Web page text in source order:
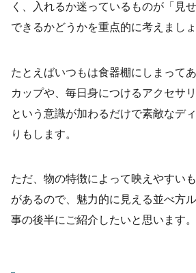
く、入れるか迷っているものが「見
できるかどうかを重点的に考えましょ
たとえばいつもは食器棚にしまって
カップや、毎日身につけるアクセサ
という意識が加わるだけで素敵なデ
りもします。
ただ、物の特徴によって映えやすい
があるので、魅力的に見える並べ方
事の後半にご紹介したいと思います。